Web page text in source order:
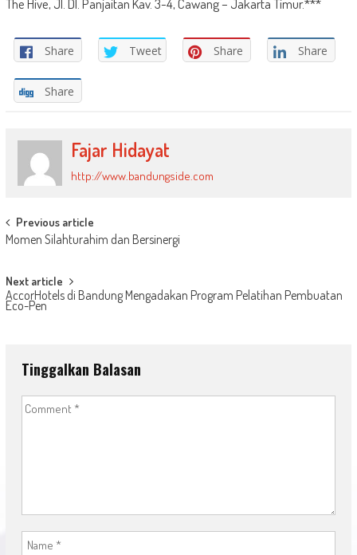
The Hive, Jl. DI. Panjaitan Kav. 3-4, Cawang – Jakarta Timur.***
Share Tweet Share Share
Share
Fajar Hidayat
http://www.bandungside.com
Post
navigation
Previous article
Momen Silahturahim dan Bersinergi
Next article
AccorHotels di Bandung Mengadakan Program Pelatihan Pembuatan
Eco-Pen
Tinggalkan Balasan